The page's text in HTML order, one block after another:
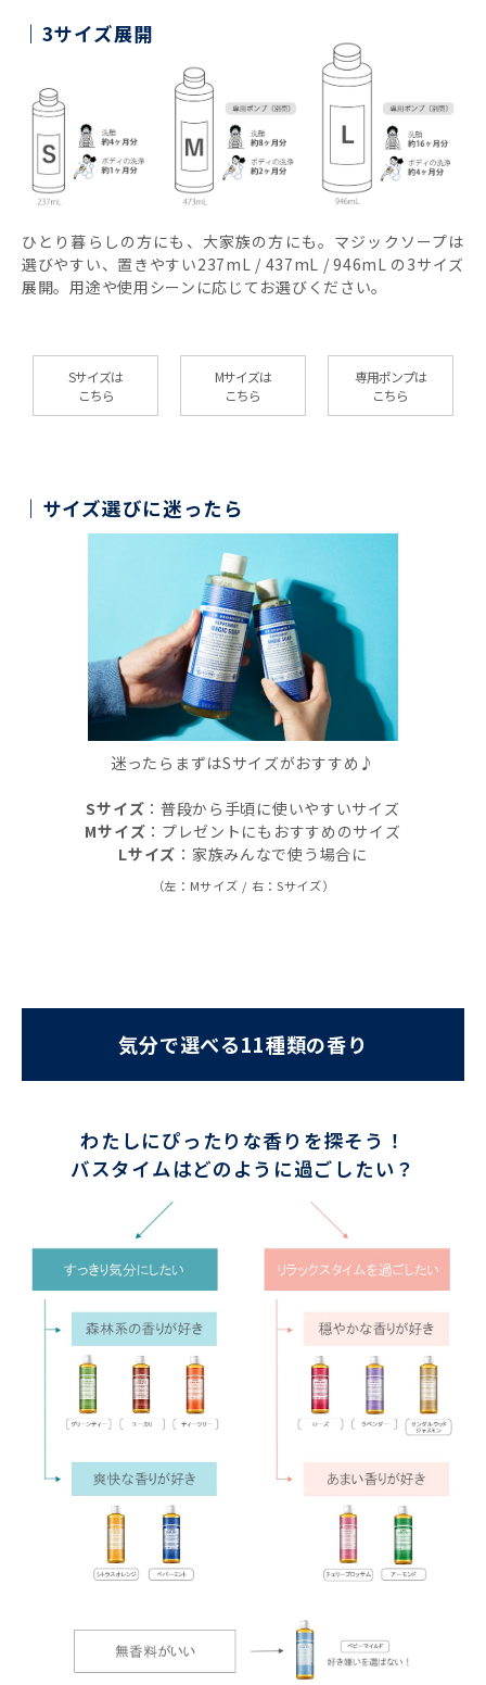
3サイズ展開
ひとり暮らしの方にも、大家族の方にも。マジックソープは
選びやすい、置きやすい237mL / 437mL / 946mL の3サイズ
展開。用途や使用シーンに応じてお選びください。
Sサイズは
こちら
Mサイズは
こちら
専用ポンプは
こちら
サイズ選びに迷ったら
迷ったらまずはSサイズがおすすめ♪
Sサイズ ：普段から手頃に使いやすいサイズ
Mサイズ ：プレゼントにもおすすめのサイズ
Lサイズ ：家族みんなで使う場合に
（左：Mサイズ / 右：Sサイズ）
気分で選べる11種類の香り
わたしにぴったりな香りを探そう！
バスタイムはどのように過ごしたい？